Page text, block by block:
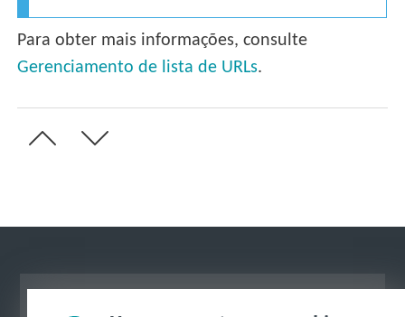
Para obter mais informações, consulte
Gerenciamento de lista de URLs.